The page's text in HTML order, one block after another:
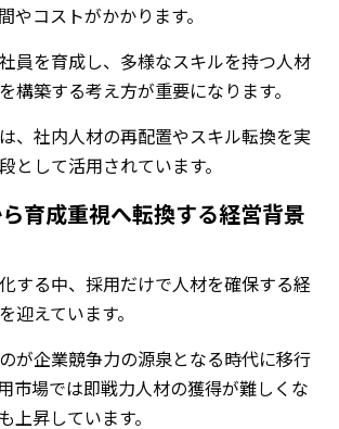
やコストがかかります。
員を育成し、多様なスキルを持つ人材
構築する考え方が重要になります。
、社内人材の再配置やスキル転換を実
として活用されています。
育成重視へ転換する経営背景
する中、採用だけで人材を確保する経
迎えています。
が企業競争力の源泉となる時代に移行
市場では即戦力人材の獲得が難しくな
上昇しています。